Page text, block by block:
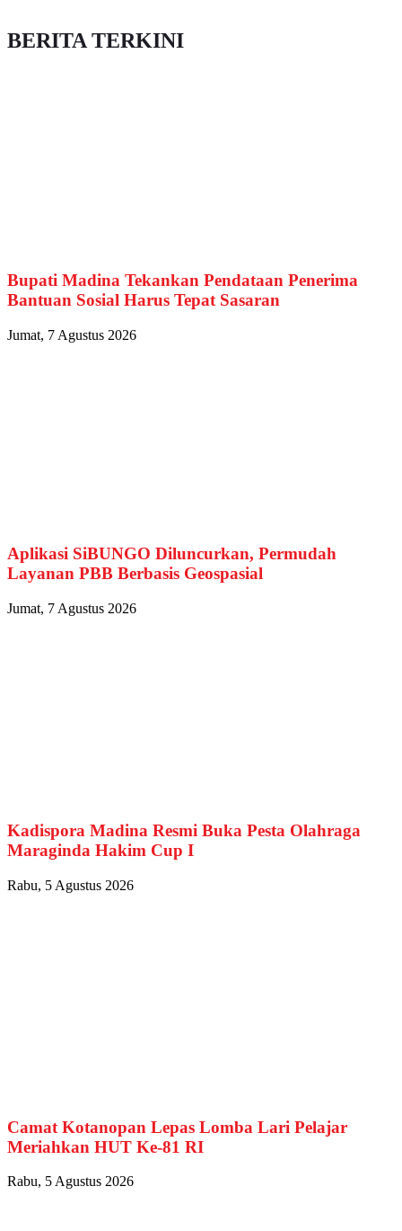
BERITA TERKINI
Bupati Madina Tekankan Pendataan Penerima
Bantuan Sosial Harus Tepat Sasaran
Jumat, 7 Agustus 2026
Aplikasi SiBUNGO Diluncurkan, Permudah
Layanan PBB Berbasis Geospasial
Jumat, 7 Agustus 2026
Kadispora Madina Resmi Buka Pesta Olahraga
Maraginda Hakim Cup I
Rabu, 5 Agustus 2026
Camat Kotanopan Lepas Lomba Lari Pelajar
Meriahkan HUT Ke-81 RI
Rabu, 5 Agustus 2026